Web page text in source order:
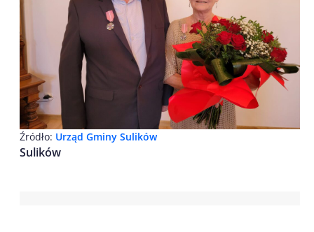
Źródło: Urząd Gminy Sulików
Sulików